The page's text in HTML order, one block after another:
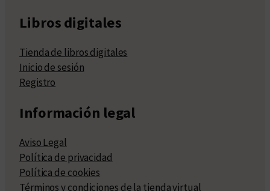
Libros digitales
Tienda de libros digitales
Inicio de sesión
Registro
Información legal
Aviso Legal
Política de privacidad
Política de cookies
Términos y condiciones de la tienda virtual